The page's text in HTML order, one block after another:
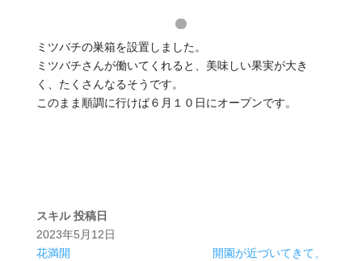
ミツバチの巣箱を設置しました。
ミツバチさんが働いてくれると、美味しい果実が大き
く、たくさんなるそうです。
このまま順調に行けば６月１０日にオープンです。
スキル 投稿日
2023年5月12日
花満開
開園が近づいてきて、